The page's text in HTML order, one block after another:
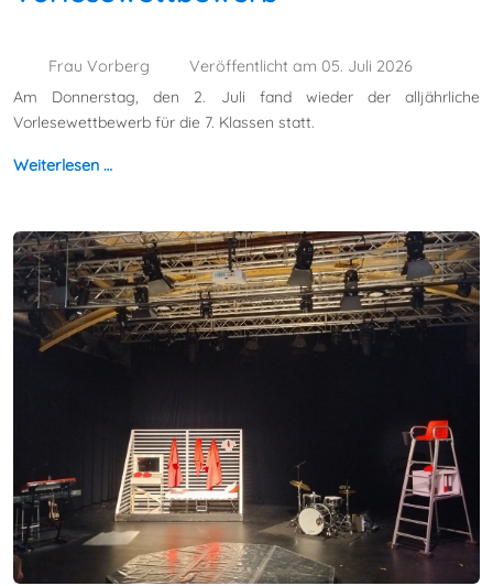
Frau Vorberg
Veröffentlicht am 05. Juli 2026
Am Donnerstag, den 2. Juli fand wieder der alljährliche
Vorlesewettbewerb für die 7. Klassen statt.
Weiterlesen …